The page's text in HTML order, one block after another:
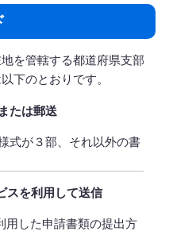
を管轄する都道府県支部
下のとおりです。
たは郵送
式が３部、それ以外の書
スを利用して送信
用した申請書類の提出方